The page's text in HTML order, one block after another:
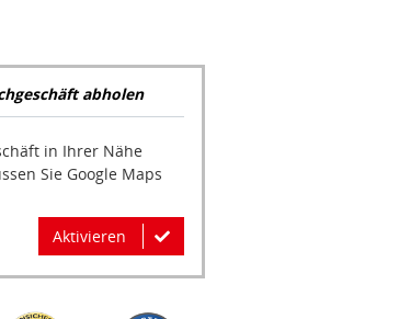
abholen
in Ihrer Nähe
Sie Google Maps
Aktivieren